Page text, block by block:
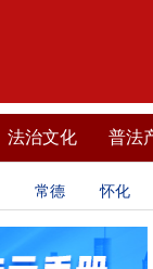
法治文化 普法
常德 怀化